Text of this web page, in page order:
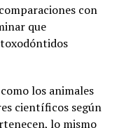
con
que
los animales
científicos según
lo mismo